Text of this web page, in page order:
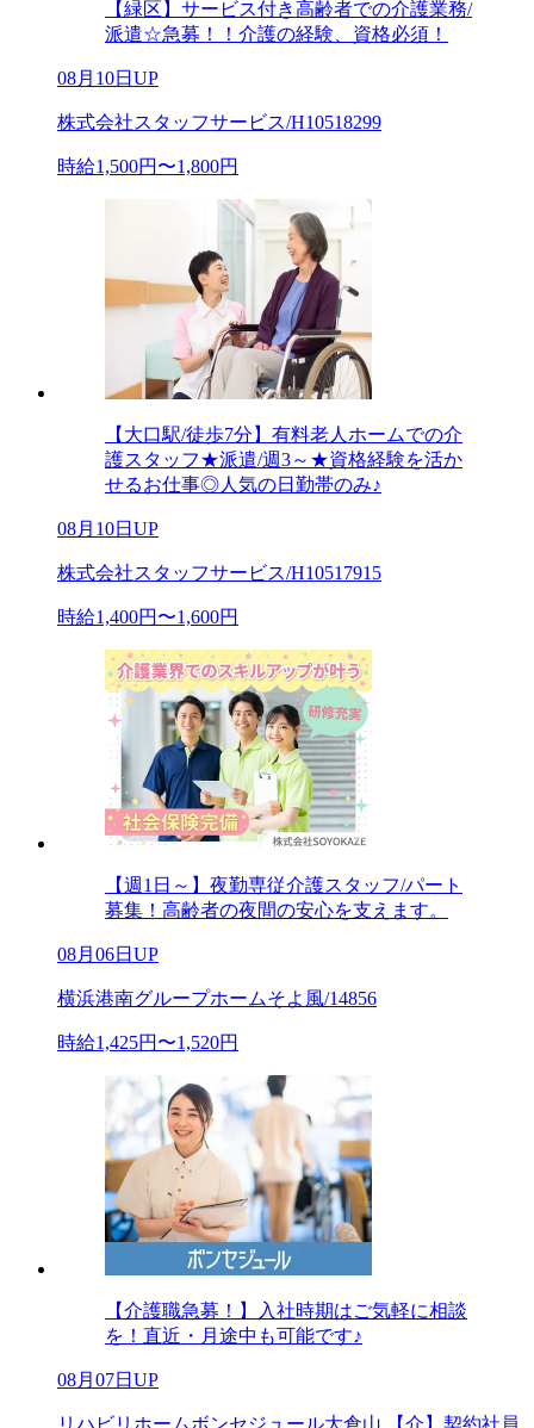
【緑区】サービス付き高齢者での介護業務/
派遣☆急募！！介護の経験、資格必須！
08月10日UP
株式会社スタッフサービス/H10518299
時給1,500円〜1,800円
【大口駅/徒歩7分】有料老人ホームでの介
護スタッフ★派遣/週3～★資格経験を活か
せるお仕事◎人気の日勤帯のみ♪
08月10日UP
株式会社スタッフサービス/H10517915
時給1,400円〜1,600円
【週1日～】夜勤専従介護スタッフ/パート
募集！高齢者の夜間の安心を支えます。
08月06日UP
横浜港南グループホームそよ風/14856
時給1,425円〜1,520円
【介護職急募！】入社時期はご気軽に相談
を！直近・月途中も可能です♪
08月07日UP